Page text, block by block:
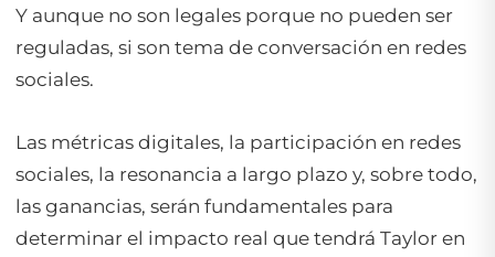
Y aunque no son legales porque no pueden ser
reguladas, si son tema de conversación en redes
sociales.
Las métricas digitales, la participación en redes
sociales, la resonancia a largo plazo y, sobre todo,
las ganancias, serán fundamentales para
determinar el impacto real que tendrá Taylor en